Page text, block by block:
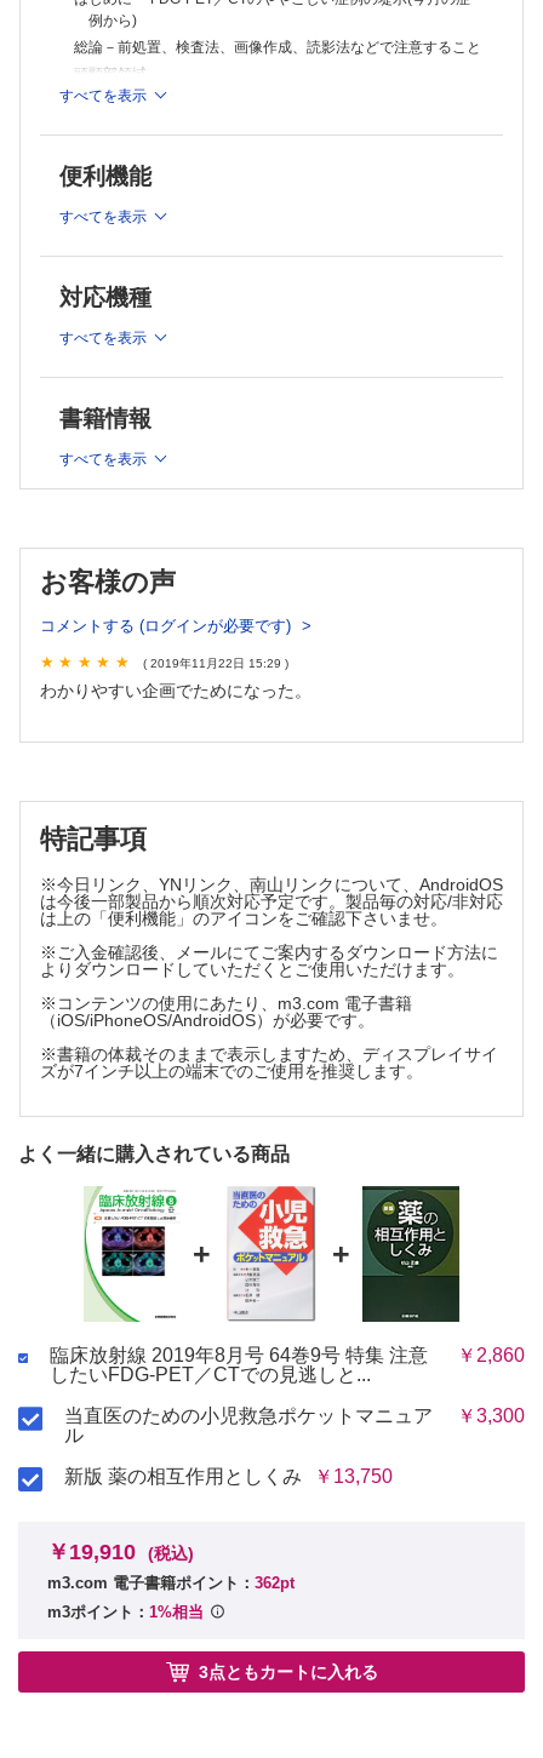
例から)
総論－前処置、検査法、画像作成、読影法などで注意すること
頭頸部領域
胸部領域
限局性前立腺癌に対するI-125密封小線源永久挿入療法単独治
動脈瘤型腸管悪性リンパ腫様のCT所見を呈した小腸GISTの2例
例
悪性腫瘍との鑑別に苦慮した骨盤内アミロイドーシスの1例
今月の症例
すべてを表示
便利機能
すべてを表示
対応機種
すべてを表示
書籍情報
すべてを表示
お客様の声
コメントする (ログインが必要です)
( 2019年11月22日 15:29 )
わかりやすい企画でためになった。
特記事項
※今日リンク、YNリンク、南山リンクについて、AndroidOS
は今後一部製品から順次対応予定です。製品毎の対応/非対応
は上の「便利機能」のアイコンをご確認下さいませ。
※ご入金確認後、メールにてご案内するダウンロード方法に
よりダウンロードしていただくとご使用いただけます。
※コンテンツの使用にあたり、m3.com 電子書籍
（iOS/iPhoneOS/AndroidOS）が必要です。
※書籍の体裁そのままで表示しますため、ディスプレイサイ
ズが7インチ以上の端末でのご使用を推奨します。
よく一緒に購入されている商品
+ +
臨床放射線 2019年8月号 64巻9号 特集 注意
したいFDG-PET／CTでの見逃しと...
￥2,860
当直医のための小児救急ポケットマニュア
ル
￥3,300
新版 薬の相互作用としくみ ￥13,750
￥19,910 (税込)
m3.com 電子書籍ポイント： 362pt
m3ポイント： 1%相当
3点ともカートに入れる